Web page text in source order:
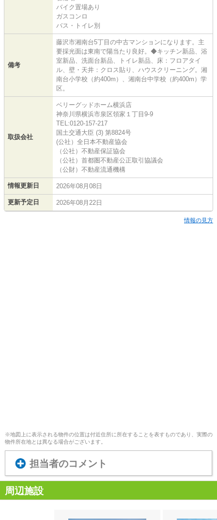
バイク置場あり
ガスコンロ
バス・トイレ別
備考
藤沢市湘南台5丁目の中古マンションになります。主
要採光面は東南で陽当たり良好。◆キッチン新品、浴
室新品、洗面台新品、トイレ新品、床：フロアタイ
ル、壁・天井：クロス貼り、ハウスクリーニング。湘
南台小学校（約400m）、湘南台中学校（約400m）学
区。
取扱会社
ベリーグッドホーム横浜店
神奈川県横浜市泉区領家１丁目9-9
TEL:0120-157-217
国土交通大臣 (3) 第8824号
(公社）全日本不動産協会
（公社）不動産保証協会
（公社）首都圏不動産公正取引協議会
（公財）不動産流通機構
情報更新日 2026年08月08日
更新予定日 2026年08月22日
情報の見方
※地図上に表示される物件の位置は付近住所に所在することを表すものであり、実際の
物件所在地とは異なる場合がございます。
担当者のコメント
周辺施設